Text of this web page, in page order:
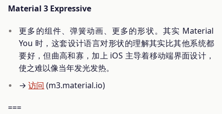
Material 3 Expressive
更多的组件、弹簧动画、更多的形状。其实 Material
You 时，这套设计语言对形状的理解其实比其他系统都
要好，但曲高和寡，加上 iOS 主导着移动端界面设计，
使之难以像当年发光发热。
→访问 (m3.material.io)
===